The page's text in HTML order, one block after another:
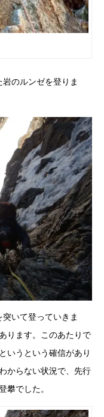
のルンゼを登りま
いて登っていきま
ります。このあたりで
いうという確信があり
からない状況で、先行
攀でした。